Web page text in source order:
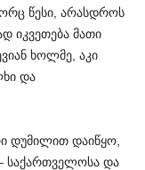
წესი, არასდროს
იკვეთება მათი
ხოლმე, აკი
და
დუმილით დაიწყო,
საქართველოსა და